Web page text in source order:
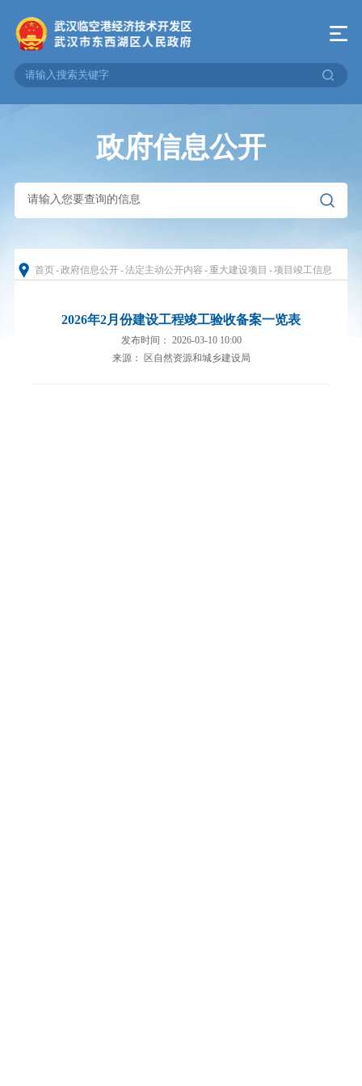
政府信息公开
首页-政府信息公开-法定主动公开内容 -重大建设项目 -项目竣工信息
2026年2月份建设工程竣工验收备案一览表
发布时间： 2026-03-10 10:00
来源： 区自然资源和城乡建设局